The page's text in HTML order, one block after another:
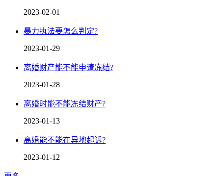
2023-02-01
暴力执法要怎么判定?
2023-01-29
离婚财产能不能申请冻结?
2023-01-28
离婚时能不能冻结财产?
2023-01-13
离婚能不能在异地起诉?
2023-01-12